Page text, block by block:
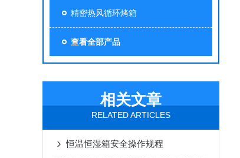
精密热风循环烤箱
查看全部产品
相关文章
RELATED ARTICLES
恒温恒湿箱安全操作规程